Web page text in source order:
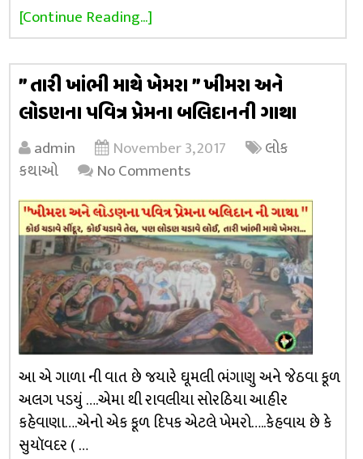
[Continue Reading...]
” તારી ખાંભી માથે ખેમરા ” ખીમરા અને
લોડણના પવિત્ર પ્રેમના બલિદાનની ગાથા
admin November 3, 2017
લોક
કથાઓ
No Comments
આ એ ગાળા ની વાત છે જયારે ઘૂમલી ભંગાણુ અને જેઠવા કૂળ
અલગ પડયું ….એમા થી રાવલીયા સોરઠિયા આહીર
કહેવાણા….એનો એક કૂળ દિપક એટલે ખેમરો…..કેહવાય છે કે
સુયૉવદર ( …